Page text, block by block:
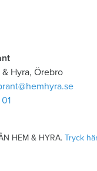
& Hyra, Örebro
HEM & HYRA. Tryck